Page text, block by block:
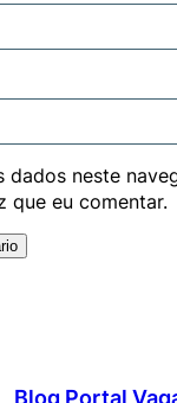
dados neste
que eu comentar.
Blog Portal